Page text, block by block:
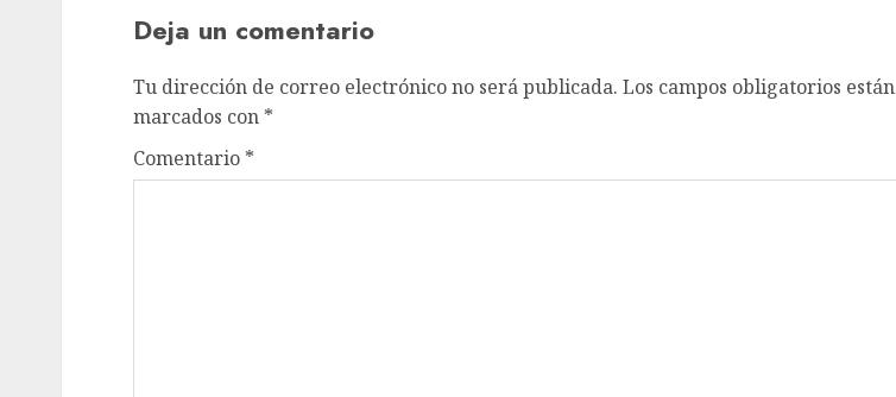
Deja un comentario
Tu dirección de correo electrónico no será publicada. Los campos obligatorios están
marcados con *
Comentario *